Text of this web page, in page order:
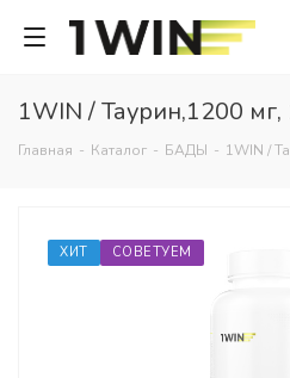
1WIN / Таурин,1200 мг,
Главная - Каталог - БАДЫ - 1WIN /
ХИТ СОВЕТУЕМ